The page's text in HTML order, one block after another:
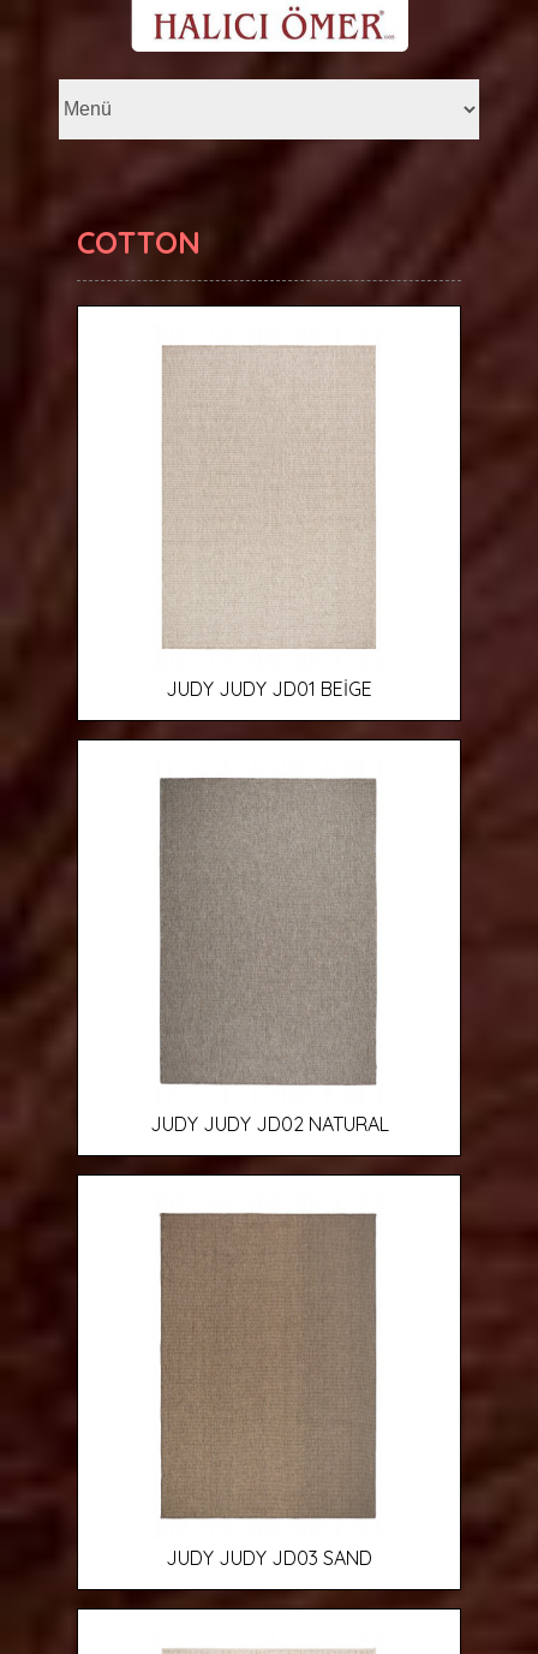
COTTON
JUDY JUDY JD01 BEİGE
JUDY JUDY JD02 NATURAL
JUDY JUDY JD03 SAND